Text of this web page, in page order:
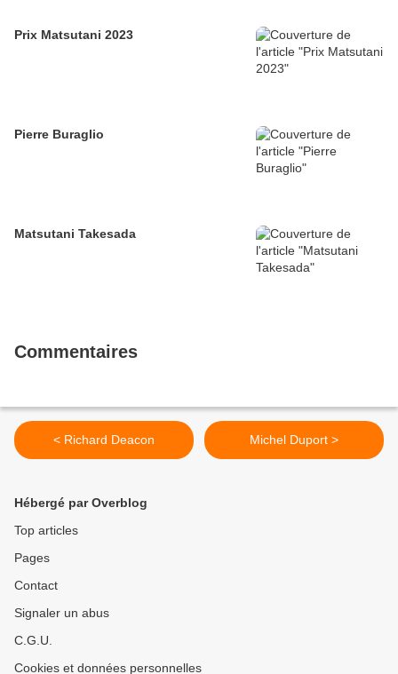
Prix Matsutani 2023
Pierre Buraglio
Matsutani Takesada
Commentaires
< Richard Deacon Michel Duport >
Hébergé par Overblog
Top articles
Pages
Contact
Signaler un abus
C.G.U.
Cookies et données personnelles